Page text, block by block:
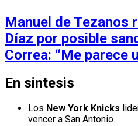
Manuel de Tezanos
Díaz por posible
Correa: “Me parece
En sintesis
Los New York Knicks
vencer a San Antonio.